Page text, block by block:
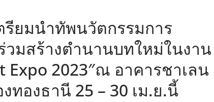
รียมนำทัพนวัตกรรมการ
มสร้างตำนานบทใหม่ในงาน
Expo 2023″ณ อาคารชาเลน
ทองธานี 25 – 30 เม.ย.นี้